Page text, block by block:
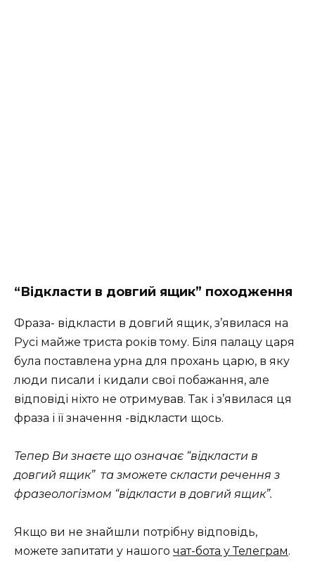
“Відкласти в довгий ящик” походження
Фраза- відкласти в довгий ящик, з’явилася на
Русі майже триста років тому. Біля палацу царя
була поставлена урна для прохань царю, в яку
люди писали і кидали свої побажання, але
відповіді ніхто не отримував. Так і з’явилася ця
фраза і її значення -відкласти щось.
Тепер Ви знаєте що означає “відкласти в
довгий ящик” та зможете скласти речення з
фразеологізмом “відкласти в довгий ящик”.
Якщо ви не знайшли потрібну відповідь,
можете запитати у нашого чат-бота у Телеграм.